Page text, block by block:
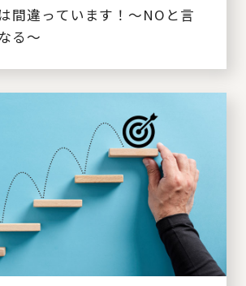
間違っています！～NOと言
る～